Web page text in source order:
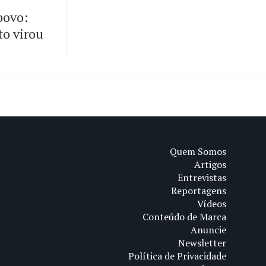
virou
Quem Somos
Artigos
Entrevistas
Reportagens
Vídeos
Conteúdo de Marca
Anuncie
Newsletter
Política de Privacidade